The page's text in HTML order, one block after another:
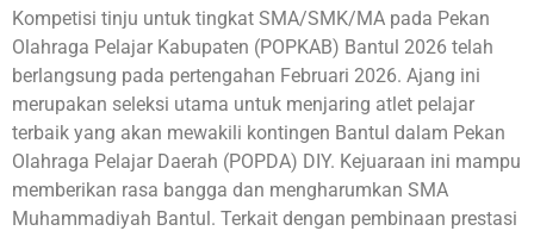
Kompetisi tinju untuk tingkat SMA/SMK/MA pada Pekan
Olahraga Pelajar Kabupaten (POPKAB) Bantul 2026 telah
berlangsung pada pertengahan Februari 2026. Ajang ini
merupakan seleksi utama untuk menjaring atlet pelajar
terbaik yang akan mewakili kontingen Bantul dalam Pekan
Olahraga Pelajar Daerah (POPDA) DIY. Kejuaraan ini mampu
memberikan rasa bangga dan mengharumkan SMA
Muhammadiyah Bantul. Terkait dengan pembinaan prestasi